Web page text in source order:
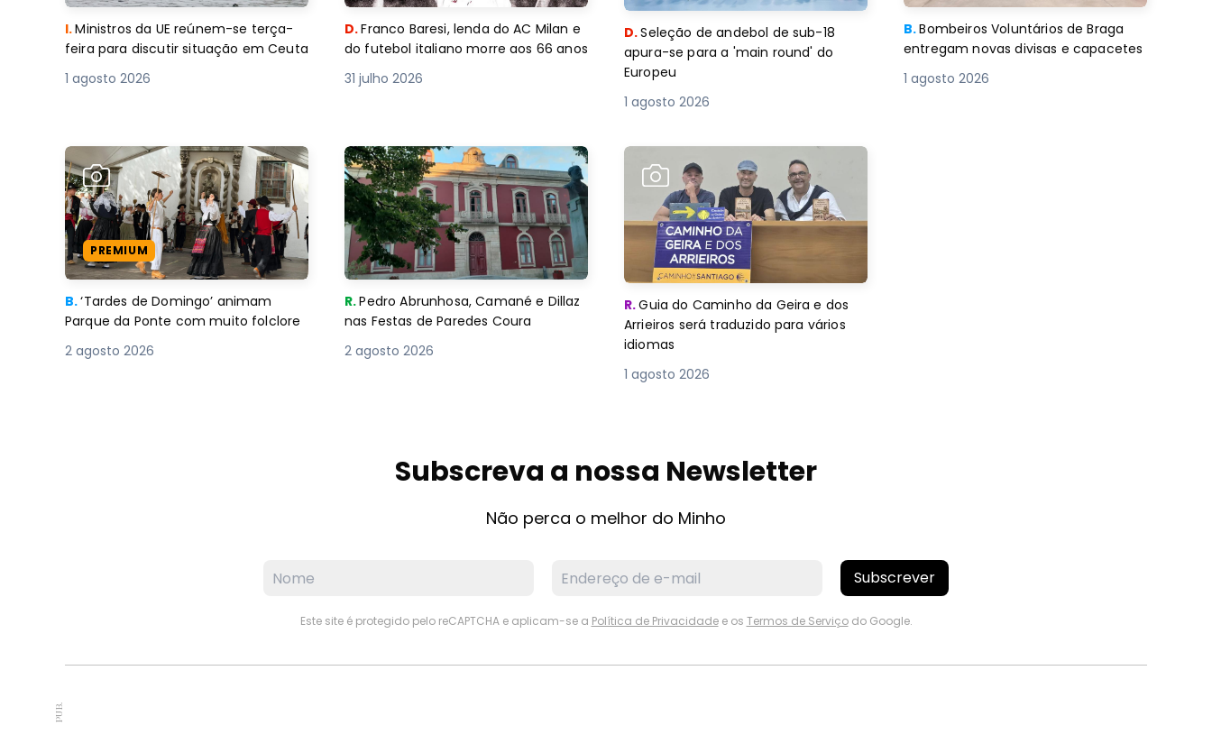
I.Ministros da UE reúnem-se terça-
feira para discutir situação em Ceuta
1 agosto 2026
D.Franco Baresi, lenda do AC Milan e
do futebol italiano morre aos 66 anos
31 julho 2026
D.Seleção de andebol de sub-18
apura-se para a 'main round' do
Europeu
1 agosto 2026
B.Bombeiros Voluntários de Braga
entregam novas divisas e capacetes
1 agosto 2026
PREMIUM
B.‘Tardes de Domingo’ animam
Parque da Ponte com muito folclore
2 agosto 2026
R.Pedro Abrunhosa, Camané e Dillaz
nas Festas de Paredes Coura
2 agosto 2026
R.Guia do Caminho da Geira e dos
Arrieiros será traduzido para vários
idiomas
1 agosto 2026
Subscreva a nossa Newsletter
Não perca o melhor do Minho
Subscrever
Este site é protegido pelo reCAPTCHA e aplicam-se a Política de Privacidadee os Termos de Serviçodo Google.
PUB.